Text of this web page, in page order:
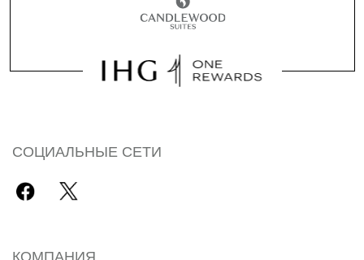
СОЦИАЛЬНЫЕ СЕТИ
КОМПАНИЯ